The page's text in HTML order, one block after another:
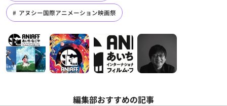
アヌシー国際アニメーション映画祭
編集部おすすめの記事